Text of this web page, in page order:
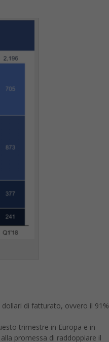
di fatturato, ovvero il 91%
trimestre in Europa e in
promessa di raddoppiare il